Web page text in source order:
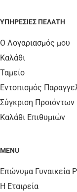
ΥΠΗΡΕΣΊΕΣ ΠΕΛΆΤΗ
Ο Λογαριασμός μου
Καλάθι
Ταμείο
Εντοπισμός
Σύγκριση Προιόντων
Καλάθι Επιθυμιών
MENU
Επώνυμα Γυναικεία
Η Εταιρεία